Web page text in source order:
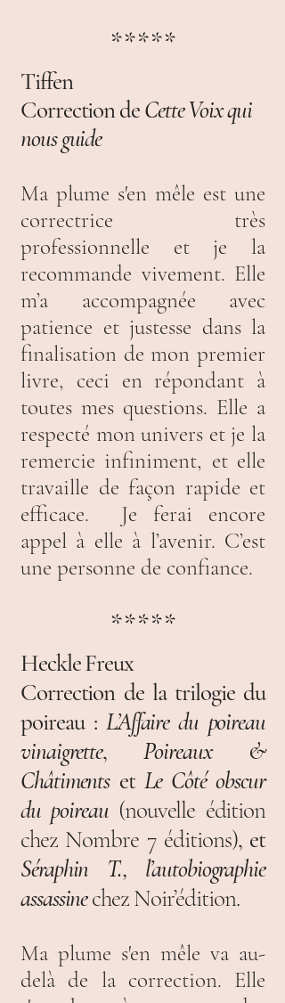
*****
Tiffen
Correction deCette Voix qui
nous guide
Ma plume s'en mêle est une
correctrice très
professionnelle et je la
recommande vivement. Elle
m’a accompagnée avec
patience et justesse dans la
finalisation de mon premier
livre, ceci en répondant à
toutes mes questions. Elle a
respecté mon univers et je la
remercie infiniment, et elle
travaille de façon rapide et
efficace. Je ferai encore
appel à elle à l’avenir. C’est
une personne de confiance.
*****
Heckle Freux
Correction de la trilogie du
poireau : L’Affaire du poireau
vinaigrette,Poireaux &
Châtiments etLe Côté obscur
du poireau (nouvelle édition
chez Nombre 7 éditions), et
Séraphin T., l’autobiographie
assassinechez Noir’édition.
Ma plume s'en mêle va au-
delà de la correction. Elle